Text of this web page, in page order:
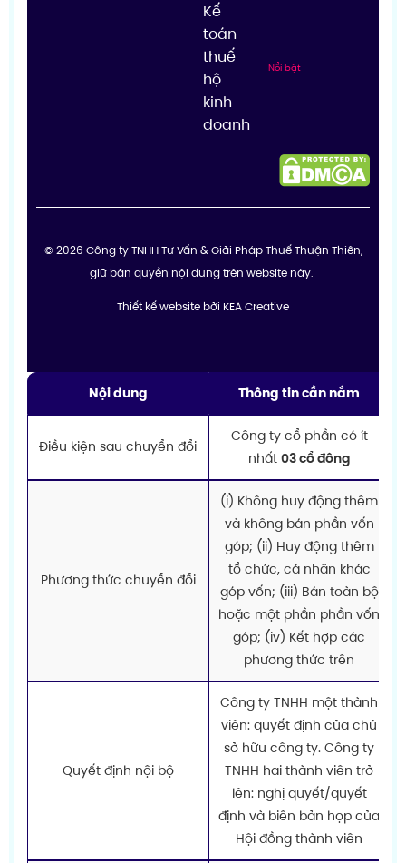
Kế
toán
thuế
hộ
kinh
doanh
Nổi bật
© 2026 Công ty TNHH Tư Vấn & Giải Pháp Thuế Thuận Thiên,
giữ bản quyền nội dung trên website này.
Thiết kế website bởi KEA Creative
Nội dung Thông tin cần nắm
Điều kiện sau chuyển đổi
Công ty cổ phần có ít
nhất 03 cổ đông
Phương thức chuyển đổi
(i) Không huy động thêm
và không bán phần vốn
góp; (ii) Huy động thêm
tổ chức, cá nhân khác
góp vốn; (iii) Bán toàn bộ
hoặc một phần phần vốn
góp; (iv) Kết hợp các
phương thức trên
Quyết định nội bộ
Công ty TNHH một thành
viên: quyết định của chủ
sở hữu công ty. Công ty
TNHH hai thành viên trở
lên: nghị quyết/quyết
định và biên bản họp của
Hội đồng thành viên